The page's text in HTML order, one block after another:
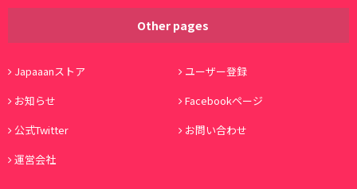
Other pages
Japaaanストア
ユーザー登録
お知らせ
Facebookページ
公式Twitter
お問い合わせ
運営会社